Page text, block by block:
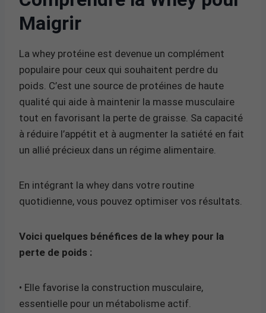
Maigrir
La whey protéine est devenue un complément
populaire pour ceux qui souhaitent perdre du
poids. C’est une source de protéines de haute
qualité qui aide à maintenir la masse musculaire
tout en favorisant la perte de graisse. Sa capacité
à réduire l’appétit et à augmenter la satiété en fait
un allié précieux dans un régime alimentaire.
En intégrant la whey dans votre routine
quotidienne, vous pouvez optimiser vos résultats.
Voici quelques bénéfices de la whey pour la
perte de poids :
• Elle favorise la construction musculaire,
essentielle pour un métabolisme actif.